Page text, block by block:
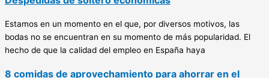
Estamos en un momento en el que, por diversos motivos, las
bodas no se encuentran en su momento de más popularidad. El
hecho de que la calidad del empleo en España haya
8 comidas de aprovechamiento para ahorrar en el